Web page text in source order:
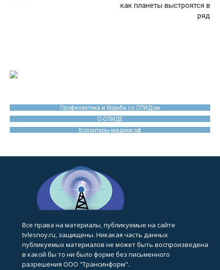
как планеты выстроятся в
ряд
Профилактика и борьба со СПИДом
О-СПИДЕ
Волонтеры-медики.рф
Все права на материалы, публикуемые на сайте
tvlesnoy.ru, защищены. Никакая часть данных
публикуемых материалов не может быть воспроизведена
в какой бы то ни было форме без письменного
разрешения ООО "Трансинформ".